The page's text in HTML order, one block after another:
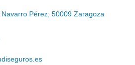
Pérez, 50009 Zaragoza